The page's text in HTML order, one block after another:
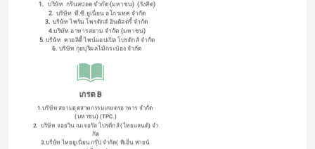
1.   บริษัท  กรีนสปอต จำกัด (มหาชน)  (รังสิต)
2.  บริษัท  ที.ซี.ยูเนี่ยน อโกรเทค จำกัด
3.  บริษัท ไพร์ม โพรดักส์ อินดัสตรี้ จำกัด
4.บริษัท อาหารสยาม จํากัด (มหาชน)
5. บริษัท  ควอลิตี้ ไพน์แอปเปิล โปรดักส์ จํากัด
6. บริษัท กุยบุรีผลไม้กระป๋อง จํากัด
เกรด B
1.บริษัท สยามอุตสาหกรรมเกษตรอาหาร จํากัด
(มหาชน) (TPC.)
2.  บริษัท จอยวิน เนเจอรัล โปรดักส์ (ไทยแลนด์) จํา
กัด
3.บริษัท ไทยยูเนี่ยน กรุ๊ป จำกัด( ทีเอ็น ฟายน์